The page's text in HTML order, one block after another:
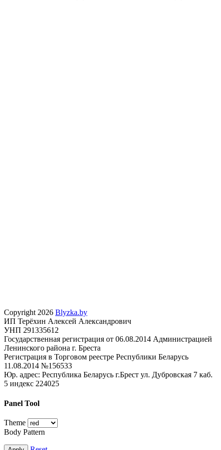
Copyright 2026 Blyzka.by
ИП Терёхин Алексей Александрович
УНП 291335612
Государственная регистрация от 06.08.2014 Администрацией
Ленинского района г. Бреста
Регистрация в Торговом реестре Республики Беларусь
11.08.2014 №156533
Юр. адрес: Республика Беларусь г.Брест ул. Дубровская 7 каб.
5 индекс 224025
Panel Tool
Theme
Body Pattern